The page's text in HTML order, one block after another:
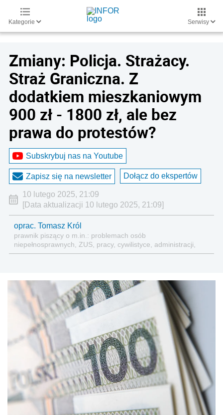
Kategorie Serwisy
Zmiany: Policja. Strażacy.
Straż Graniczna. Z
dodatkiem mieszkaniowym
900 zł - 1800 zł, ale bez
prawa do protestów?
Subskrybuj nas na Youtube
Zapisz się na newsletter Dołącz do ekspertów
10 lutego 2025, 21:09
[Data aktualizacji 10 lutego 2025, 21:09]
oprac. Tomasz Król
prawnik piszący o m.in.: problemach osób
niepełnosprawnych, ZUS, pracy, cywilistyce, administracji,
przedsiębiorcach, podatkach